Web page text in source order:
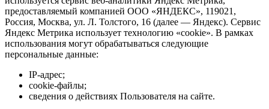
предоставляемый компанией ООО «ЯНДЕКС», 119021,
Россия, Москва, ул. Л. Толстого, 16 (далее — Яндекс). Сервис
Яндекс Метрика использует технологию «cookie». В рамках
использования могут обрабатываться следующие
персональные данные:
IP-адрес;
cookie-файлы;
сведения о действиях Пользователя на сайте.